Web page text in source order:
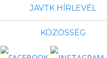
JAVTK HÍRLEVÉL
KÖZÖSSÉG